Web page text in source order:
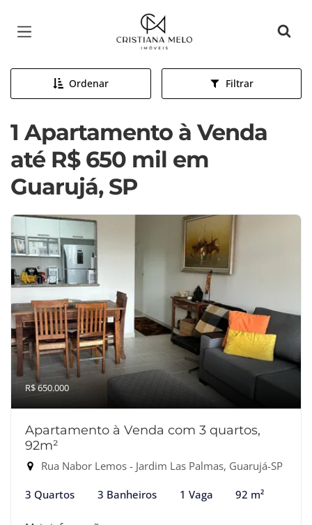
Página inicial
Ordenar Filtrar
1 Apartamento à Venda
até R$ 650 mil em
Guarujá, SP
R$ 650.000
Apartamento à Venda com 3 quartos,
92m²
Rua Nabor Lemos - Jardim Las Palmas, Guarujá-SP
3 Quartos 3 Banheiros 1 Vaga 92 m²